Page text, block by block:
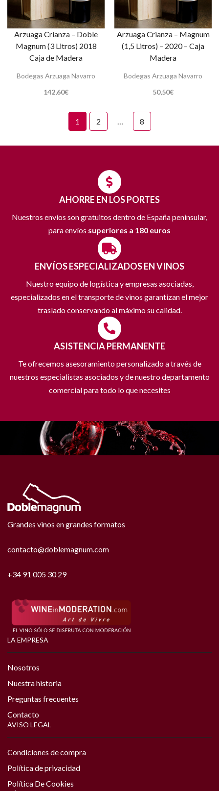
Arzuaga Crianza – Doble
Magnum (3 Litros) 2018
Caja de Madera
Bodegas Arzuaga Navarro
142,60€
Arzuaga Crianza – Magnum
(1,5 Litros) – 2020 – Caja
Madera
Bodegas Arzuaga Navarro
50,50€
1 2 … 8
AHORRE EN LOS PORTES
Nuestros envíos son gratuitos dentro de España peninsular,
para envíos superiores a 180 euros
ENVÍOS ESPECIALIZADOS EN VINOS
Nuestro equipo de logística y empresas asociadas,
especializados en el transporte de vinos garantizan el mejor
traslado conservando al máximo su calidad.
ASISTENCIA PERMANENTE
Te ofrecemos asesoramiento personalizado a través de
nuestros especialistas asociados y de nuestro departamento
comercial para todo lo que necesites
Grandes vinos en grandes formatos
contacto@doblemagnum.com
+34 91 005 30 29
LA EMPRESA
Nosotros
Nuestra historia
Preguntas frecuentes
Contacto
AVISO LEGAL
Condiciones de compra
Política de privacidad
Política De Cookies